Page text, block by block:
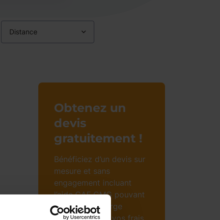
Distance
Obtenez un
devis
gratuitement !
Bénéficiez d’un devis sur
mesure et sans
engagement incluant
l’aide CAF CMG pouvant
prendre en charge
jusqu’à 85% de vos frais